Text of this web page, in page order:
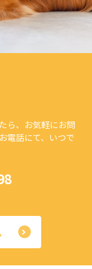
ら、お気軽にお問
電話にて、いつで